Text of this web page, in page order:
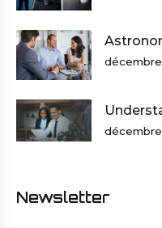
Newsletter